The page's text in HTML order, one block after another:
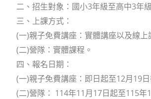
二、招生對象：國小3年級至高中3年
三、上課方式：
(一)親子免費講座：實體講座以及線上
(二)營隊：實體課程。
四、報名日期：
(一)親子免費講座：即日起至12月19日
(二)營隊： 114年11月17日起至115